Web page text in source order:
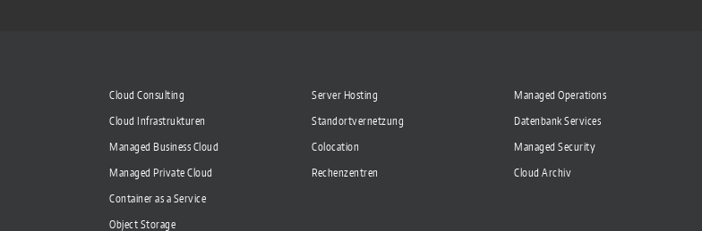
Cloud Consulting
Cloud Infrastrukturen
Managed Business Cloud
Managed Private Cloud
Container as a Service
Object Storage
Server Hosting
Standortvernetzung
Colocation
Rechenzentren
Managed Operations
Datenbank Services
Managed Security
Cloud Archiv